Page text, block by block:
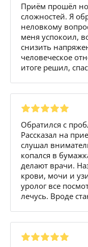
Приём прошёл
сложностей. Я
неловкому
меня успокоил,
снизить
человеческое
итоге решил,
Обратился с
Рассказал на
слушал
копался в
делают врачи.
крови, мочи и
уролог все
лечусь. Вроде